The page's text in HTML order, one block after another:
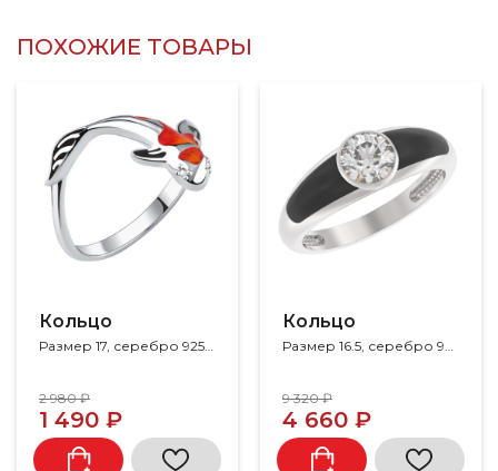
ПОХОЖИЕ ТОВАРЫ
Кольцо
Размер 17, серебро 925, фианит, эмаль
2 980 ₽
1 490 ₽
Кольцо
Размер 16.5, серебро 925, эмаль
9 320 ₽
4 660 ₽